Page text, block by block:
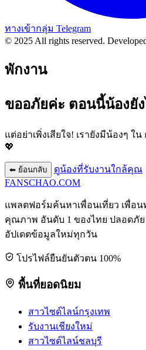
ทางเข้ากลุ่ม Telegram
© 2025 All rights reserved.
พักงาน
ขออภัยค่ะ ตอนนี้น้องยั
แต่อย่าเพิ่งเสียใจ! เรายังมีน้องๆ ใน
💖
⬅ ย้อนกลับ
ดูน้องที่รับงานใกล้คุณ
FANSCHAO.COM
แพลตฟอร์มค้นหาเพื่อนเที่ยว เพื่อ
คุณภาพ อันดับ 1 ของไทย ปลอดภัย
อัปเดตข้อมูลใหม่ทุกวัน
โปรไฟล์ยืนยันตัวตน 100%
พื้นที่ยอดนิยม
สาวไซด์ไลน์กรุงเทพ
รับงานเชียงใหม่
สาวไซด์ไลน์ชลบุรี